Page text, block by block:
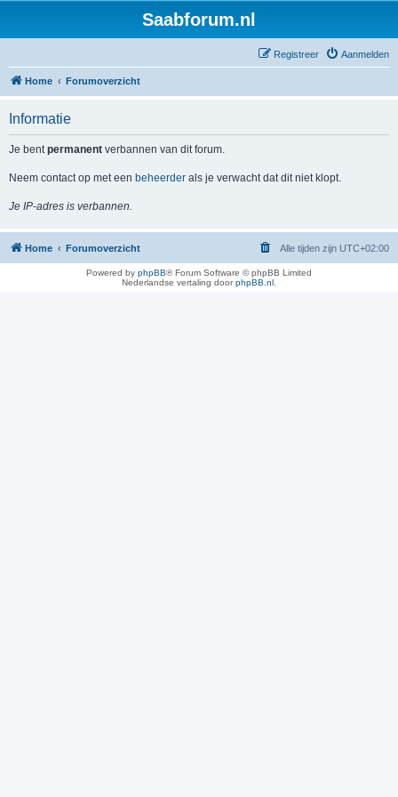
Saabforum.nl
Aanmelden
Registreer
Home Forumoverzicht
Informatie
Je bentpermanent verbannen van dit forum.
Neem contact op met een beheerder als je verwacht dat dit niet klopt.
Je IP-adres is verbannen.
Home Forumoverzicht Alle tijden zijn UTC+02:00
Powered by phpBB® Forum Software © phpBB Limited
Nederlandse vertaling doorphpBB.nl